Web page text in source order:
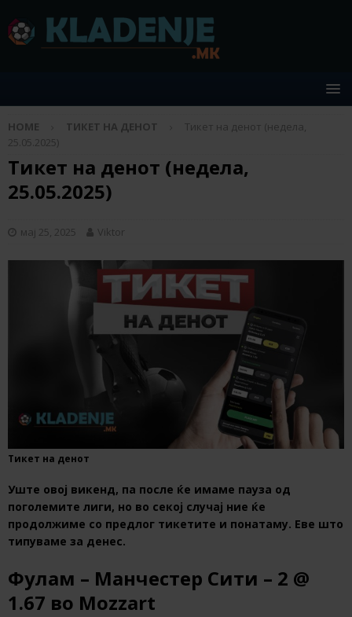
HOME ТИКЕТ НА ДЕНОТ
Тикет на денот (недела,
25.05.2025)
Тикет на денот (недела,
25.05.2025)
мај 25, 2025 Viktor
Тикет на денот
Уште овој викенд, па после ќе имаме пауза од
поголемите лиги, но во секој случај ние ќе
продолжиме со предлог тикетите и понатаму. Еве што
типуваме за денес.
Фулам – Манчестер Сити – 2 @
1.67 во Mozzart